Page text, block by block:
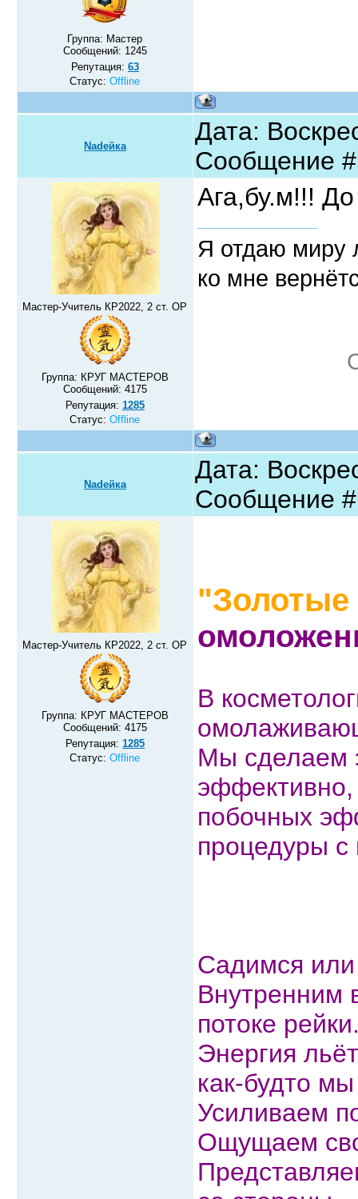
Группа: Мастер
Сообщений: 1245
Репутация: 63
Статус:Offline
Nadeйка
Дата:
Сообщение
Мастер-Учитель КР2022, 2 ст. ОР
Группа: КРУГ МАСТЕРОВ
Сообщений: 4175
Репутация: 1285
Статус:Offline
Ага,бу.м!!!
Я отдаю миру
ко мне
Nadeйка
Дата:
Сообщение
Мастер-Учитель КР2022, 2 ст. ОР
Группа: КРУГ МАСТЕРОВ
Сообщений: 4175
Репутация: 1285
Статус:Offline
"Золотые
В
Мы сделаем
эффективно,
побочных
процедуры с
Садимся
Внутренним
потоке
Энергия
как-будто
Усиливаем
Ощущаем